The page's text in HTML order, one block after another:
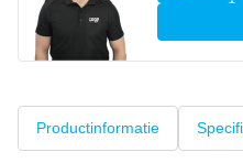
Productinformatie